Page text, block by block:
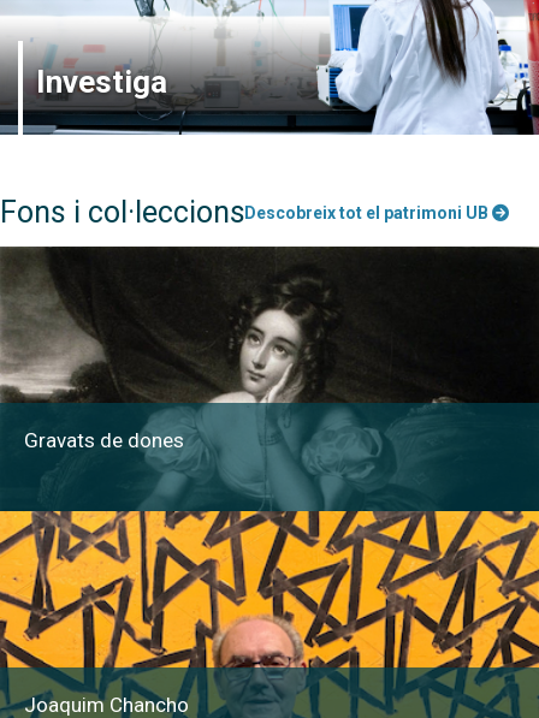
Investiga
Fons i col·leccionsDescobreix tot el patrimoni UB
Gravats de dones
Joaquim Chancho